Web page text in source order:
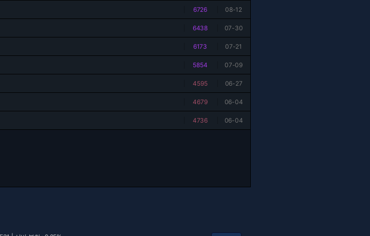
6726 08-12
6438 07-30
6173 07-21
5854 07-09
4595 06-27
4679 06-04
4736 06-04